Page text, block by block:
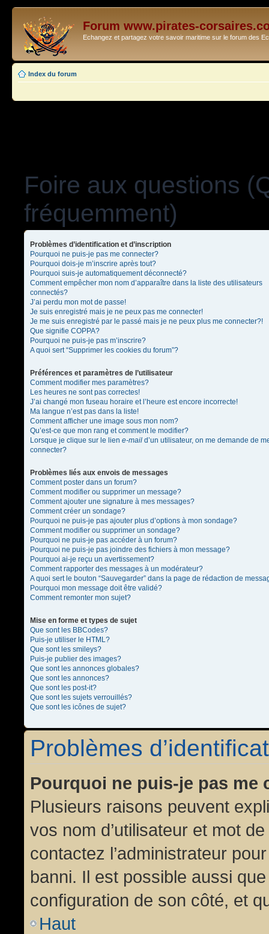
Forum www.pirates-
Echangez et partagez votre savoir maritime sur le forum des
Index du forum
Foire aux questions
fréquemment)
Problèmes d’identification et d’inscription
Pourquoi ne puis-je pas me connecter?
Pourquoi dois-je m’inscrire après tout?
Pourquoi suis-je automatiquement déconnecté?
Comment empêcher mon nom d’apparaître dans la liste des utilisateurs
connectés?
J’ai perdu mon mot de passe!
Je suis enregistré mais je ne peux pas me connecter!
Je me suis enregistré par le passé mais je ne peux plus me connecter?!
Que signifie COPPA?
Pourquoi ne puis-je pas m’inscrire?
A quoi sert “Supprimer les cookies du forum”?
Préférences et paramètres de l’utilisateur
Comment modifier mes paramètres?
Les heures ne sont pas correctes!
J’ai changé mon fuseau horaire et l’heure est encore incorrecte!
Ma langue n’est pas dans la liste!
Comment afficher une image sous mon nom?
Qu’est-ce que mon rang et comment le modifier?
Lorsque je clique sur le lien e-mail d’un utilisateur, on me demande de
connecter?
Problèmes liés aux envois de messages
Comment poster dans un forum?
Comment modifier ou supprimer un message?
Comment ajouter une signature à mes messages?
Comment créer un sondage?
Pourquoi ne puis-je pas ajouter plus d’options à mon sondage?
Comment modifier ou supprimer un sondage?
Pourquoi ne puis-je pas accéder à un forum?
Pourquoi ne puis-je pas joindre des fichiers à mon message?
Pourquoi ai-je reçu un avertissement?
Comment rapporter des messages à un modérateur?
A quoi sert le bouton “Sauvegarder” dans la page de rédaction de
Pourquoi mon message doit être validé?
Comment remonter mon sujet?
Mise en forme et types de sujet
Que sont les BBCodes?
Puis-je utiliser le HTML?
Que sont les smileys?
Puis-je publier des images?
Que sont les annonces globales?
Que sont les annonces?
Que sont les post-it?
Que sont les sujets verrouillés?
Que sont les icônes de sujet?
Problèmes
Pourquoi ne puis-je pas me
Plusieurs raisons peuvent
vos nom d’utilisateur et mot
contactez l’administrateur
banni. Il est possible aussi
configuration de son côté, et
Haut